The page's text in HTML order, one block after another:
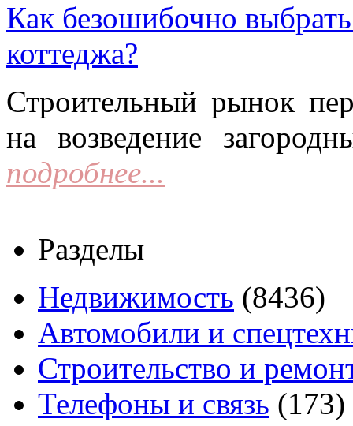
Как безошибочно
коттеджа?
Строительный рынок
на возведение
подробнее...
Разделы
Недвижимость (8436)
Автомобили и
Строительство и
Телефоны и связь (173)